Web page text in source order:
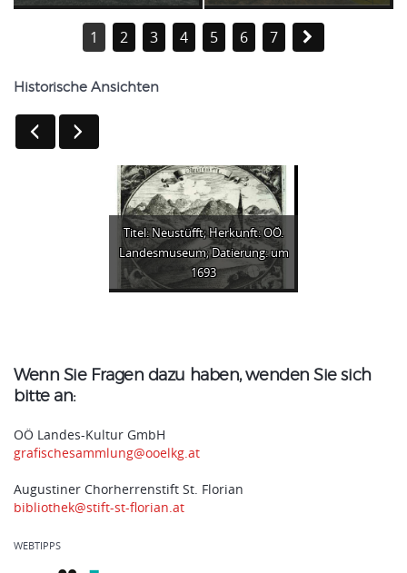
1 2 3 4 5 6 7
Historische Ansichten
Titel: Neustüfft; Herkunft: OÖ.
Landesmuseum; Datierung: um
1693
Wenn Sie Fragen dazu haben, wenden Sie sich
bitte an:
OÖ Landes-Kultur GmbH
grafischesammlung@ooelkg.at
Augustiner Chorherrenstift St. Florian
bibliothek@stift-st-florian.at
WEBTIPPS